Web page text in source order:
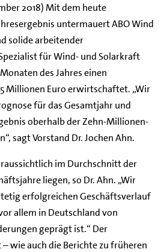
2018) Mit dem heute
untermauert ABO Wind
solide arbeitender
für Wind- und Solarkraft
des Jahres einen
Millionen Euro erwirtschaftet. „Wir
für das Gesamtjahr und
oberhalb der Zehn-Millionen-
sagt Vorstand Dr. Jochen Ahn.
im Durchschnitt der
liegen, so Dr. Ahn. „Wir
erfolgreichen Geschäftsverlauf
allem in Deutschland von
geprägt ist.“ Der
wie auch die Berichte zu früheren